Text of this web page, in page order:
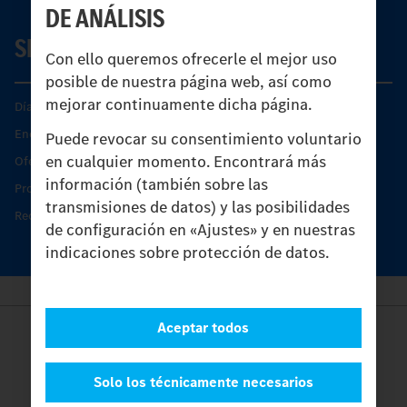
DE ANÁLISIS
Con ello queremos ofrecerle el mejor uso
posible de nuestra página web, así como
mejorar continuamente dicha página.
Puede revocar su consentimiento voluntario
en cualquier momento. Encontrará más
información (también sobre las
transmisiones de datos) y las posibilidades
de configuración en «Ajustes» y en nuestras
indicaciones sobre protección de datos.
Solo los técnicamente necesarios
Aceptar todos
SERVICIO
Días de Servicio del Unimog
Encontrar un socio
Oferta de servicio del Unimog
Productos de piezas y servicio
Recambios originales
Provider
Legal Notice
Contacto
Cookies